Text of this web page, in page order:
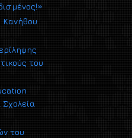
Κανήθου
του
του